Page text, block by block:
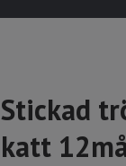
Stickad
katt